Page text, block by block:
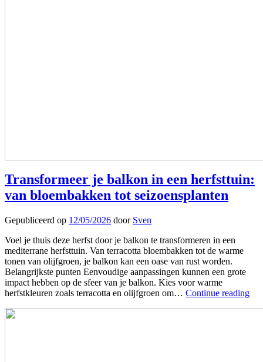
Transformeer je balkon in een herfsttuin:
van bloembakken tot seizoensplanten
Gepubliceerd op 12/05/2026 door Sven
Voel je thuis deze herfst door je balkon te transformeren in een
mediterrane herfsttuin. Van terracotta bloembakken tot de warme
tonen van olijfgroen, je balkon kan een oase van rust worden.
Belangrijkste punten Eenvoudige aanpassingen kunnen een grote
impact hebben op de sfeer van je balkon. Kies voor warme
herfstkleuren zoals terracotta en olijfgroen om… Continue reading